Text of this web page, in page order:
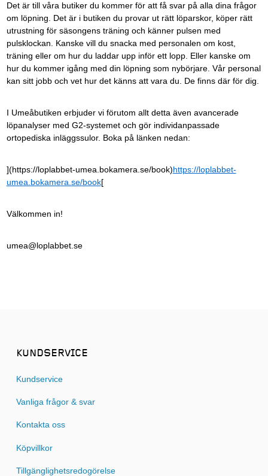
Det är till våra butiker du kommer för att få svar på alla dina frågor
om löpning. Det är i butiken du provar ut rätt löparskor, köper rätt
utrustning för säsongens träning och känner pulsen med
pulsklockan. Kanske vill du snacka med personalen om kost,
träning eller om hur du laddar upp inför ett lopp. Eller kanske om
hur du kommer igång med din löpning som nybörjare. Vår personal
kan sitt jobb och vet hur det känns att vara du. De finns där för dig.
I Umeåbutiken erbjuder vi förutom allt detta även avancerade
löpanalyser med G2-systemet och gör individanpassade
ortopediska inläggssulor. Boka på länken nedan:
](https://loplabbet-umea.bokamera.se/book)https://loplabbet-
umea.bokamera.se/book[
Välkommen in!
umea@loplabbet.se
KUNDSERVICE
Kundservice
Vanliga frågor & svar
Kontakta oss
Köpvillkor
Tillgänglighetsredogörelse